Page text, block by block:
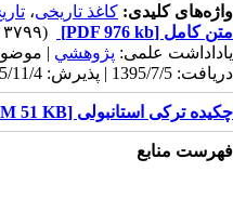
واژه‌های کلیدی: کاغذ تاریخی،
متن کامل [PDF 976 kb]
(۳۷۹۹ دریافت)
یاداداشت علمی: پژوهشي |
دریافت: 1395/7/5 | پذیرش: 1395/11/4 | انتشار: 1395/12/27 | انتشار الکترونیک: 1395/12/27
چکیده ترکی استانبولی [HTM 51 KB]
فهرست منابع